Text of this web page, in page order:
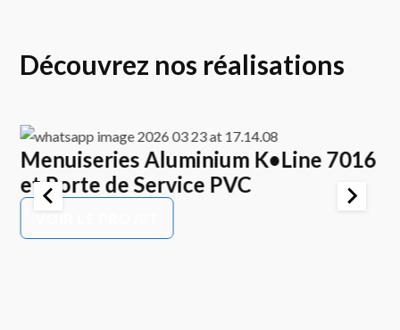
Découvrez nos réalisations
Menuiseries Aluminium K•Line 7016
et Porte de Service PVC